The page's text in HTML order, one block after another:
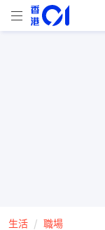
生活 職場